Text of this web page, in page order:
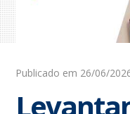
Publicado em 26/06/